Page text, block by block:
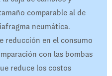
comparable al de
neumática.
reducción en el consumo
con las bombas
reduce los costos